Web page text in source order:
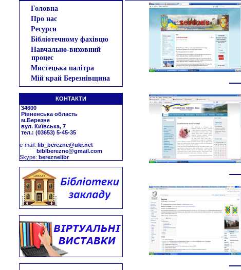
Головна
Про нас
Ресурси
Бібліотечному фахівцю
Навчально-виховний
процес
Мистецька палітра
Мій край Березнівщина
КОНТАКТИ
34600
Рівненська область
м.Березне
вул. Київська, 7
тел.: (03653) 5-45-35
е-mail: lib_berezne@ukr.net
biblberezne@gmail.com
Skype: bereznelibr